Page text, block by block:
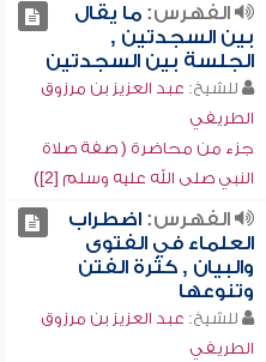
الفهرس:ما يقال
بين السجدتين ,
الجلسة بين السجدتين
للشيخ: عبد العزيز بن مرزوق
الطريفي
جزء من محاضرة ( صفة صلاة
النبي صلى الله عليه وسلم [2])
الفهرس:اضطراب
العلماء في الفتوى
والبيان , كثرة الفتن
وتنوعها
للشيخ: عبد العزيز بن مرزوق
الطريفي